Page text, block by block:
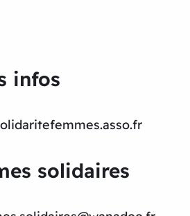
infos
solidaires